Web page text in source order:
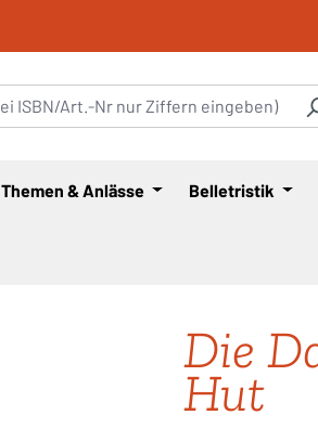
Themen & Anlässe Belletristik
Die
Hut